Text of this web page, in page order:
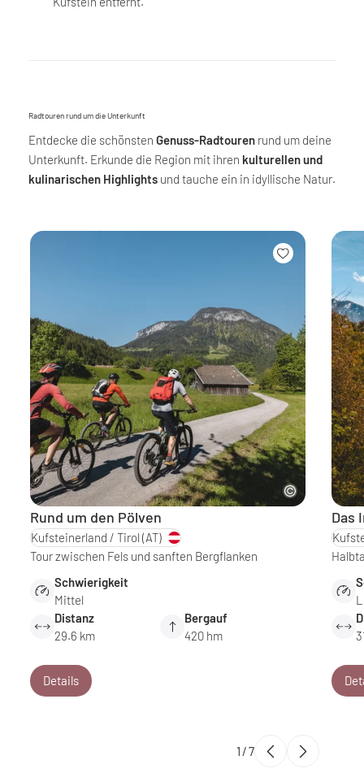
Radtouren rund um die Unterkunft
Entdecke die schönsten Genuss-Radtouren rund um deine
Unterkunft. Erkunde die Region mit ihren kulturellen und
kulinarischen Highlights und tauche ein in idyllische Natur.
Rund um den Pölven
Kufsteinerland / Tirol (AT)
Tour zwischen Fels und sanften Bergflanken
Schwierigkeit
Mittel
Distanz
29.6 km
Bergauf
420 hm
Details
Das
1 /7